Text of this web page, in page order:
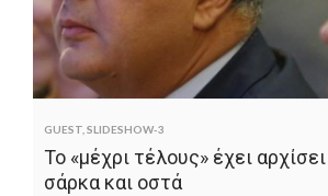
GUEST SLIDESHOW-3
Το «μέχρι τέλους» έχει
σάρκα και οστά